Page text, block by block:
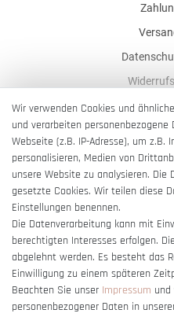
Wir verwenden Cookies und
und verarbeiten
Webseite (z.B. IP-Adresse), um z.B.
personalisieren, Medien von
unsere Website zu analysieren.
gesetzte Cookies. Wir teilen diese
Einstellungen benennen.
Die Datenverarbeitung kann mit
berechtigten Interesses erfolgen.
abgelehnt werden. Es besteht das
Einwilligung zu einem späteren
Beachten Sie unser Impressum
personenbezogener Daten in